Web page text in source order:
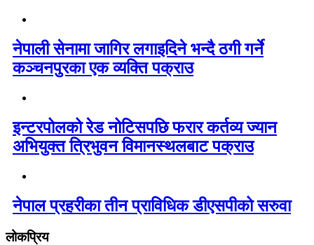
नेपाली सेनामा जागिर लगाइदिने भन्दै ठगी गर्ने
कञ्चनपुरका एक व्यक्ति पक्राउ
इन्टरपोलको रेड नोटिसपछि फरार कर्तव्य ज्यान
अभियुक्त त्रिभुवन विमानस्थलबाट पक्राउ
नेपाल प्रहरीका तीन प्राविधिक डीएसपीको सरुवा
लोकप्रिय